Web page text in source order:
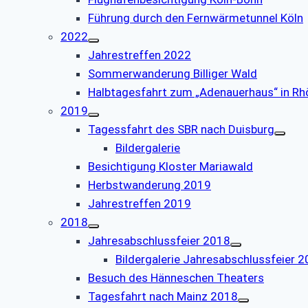
Führung durch den Fernwärmetunnel Köln
2022
Jahrestreffen 2022
Sommerwanderung Billiger Wald
Halbtagesfahrt zum „Adenauerhaus“ in
2019
Tagessfahrt des SBR nach Duisburg
Bildergalerie
Besichtigung Kloster Mariawald
Herbstwanderung 2019
Jahrestreffen 2019
2018
Jahresabschlussfeier 2018
Bildergalerie Jahresabschlussfeier
Besuch des Hänneschen Theaters
Tagesfahrt nach Mainz 2018